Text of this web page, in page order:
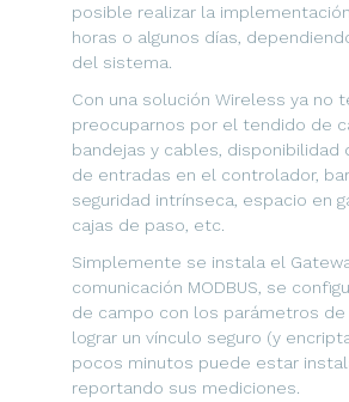
posible realizar la
horas o algunos días,
del sistema.
Con una solución Wireless ya no
preocuparnos por el tendido de
bandejas y cables, disponibilidad
de entradas en el controlador,
seguridad intrínseca, espacio en
cajas de paso, etc.
Simplemente se instala el
comunicación MODBUS, se
de campo con los parámetros de
lograr un vínculo seguro (y
pocos minutos puede estar
reportando sus mediciones.